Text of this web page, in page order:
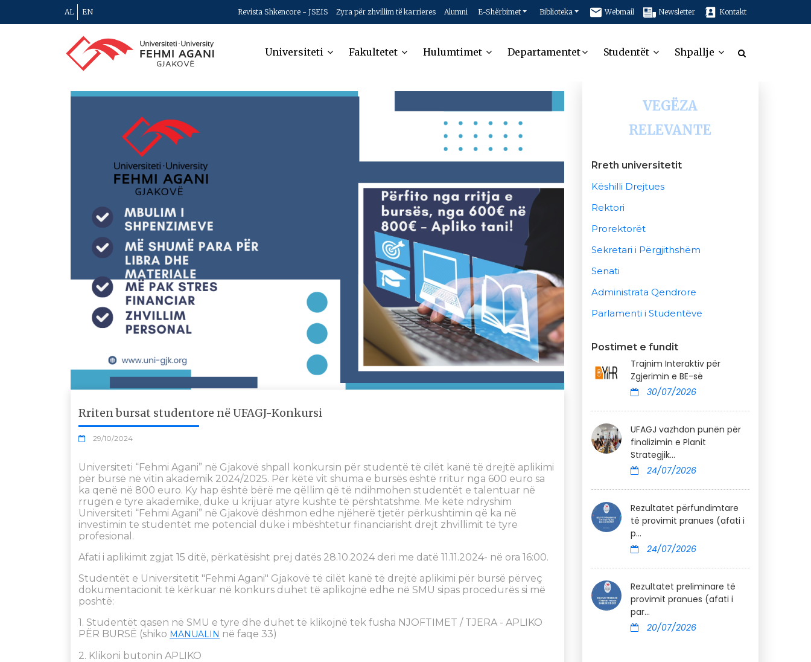
AL EN Revista Shkencore - JSEIS Zyra për zhvillim të karrieres Alumni E-Shërbimet Biblioteka Webmail Newsletter Kontakt
Universiteti Fakultetet Hulumtimet Departamentet Studentët Shpallje
Rriten bursat studentore në UFAGJ-Konkursi
29/10/2024
Universiteti “Fehmi Agani” në Gjakovë shpall konkursin për studentë të cilët kanë të drejtë aplikimi
për bursë në vitin akademik 2024/2025. Për këtë vit shuma e bursës është rritur nga 600 euro sa
ka qenë në 800 euro. Ky hap është bërë me qëllim që të ndihmohen studentët e talentuar në
rrugën e tyre akademike, duke u krijuar atyre kushte të përshtatshme. Me këtë ndryshim
Universiteti “Fehmi Agani” në Gjakovë dëshmon edhe njëherë tjetër përkushtimin që ka në
investimin te studentët me potencial duke i mbështetur financiarisht drejt zhvillimit të tyre
profesional.
Afati i aplikimit zgjat 15 ditë, përkatësisht prej datës 28.10.2024 deri me datë 11.11.2024- në ora 16:00.
Studentët e Universitetit "Fehmi Agani" Gjakovë të cilët kanë të drejtë aplikimi për bursë përveç
dokumentacionit të kërkuar në konkurs duhet të aplikojnë edhe në SMU sipas procedurës si më
poshtë:
1. Studentët qasen në SMU e tyre dhe duhet të klikojnë tek fusha NJOFTIMET / TJERA - APLIKO
PËR BURSË (shiko MANUALIN në faqe 33)
2. Klikoni butonin APLIKO
VEGËZA
RELEVANTE
Rreth universitetit
Këshilli Drejtues
Rektori
Prorektorët
Sekretari i Përgjithshëm
Senati
Administrata Qendrore
Parlamenti i Studentëve
Postimet e fundit
Trajnim Interaktiv për
Zgjerimin e BE-së
30/07/2026
UFAGJ vazhdon punën për
finalizimin e Planit
Strategjik...
24/07/2026
Rezultatet përfundimtare
të provimit pranues (afati i
p...
24/07/2026
Rezultatet preliminare të
provimit pranues (afati i
par...
20/07/2026